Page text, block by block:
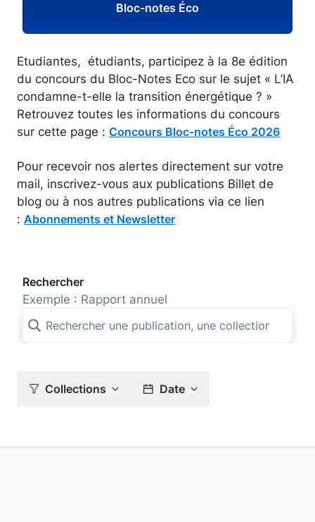
Bloc-notes Éco
Etudiantes, étudiants, participez à la 8e édition
du concours du Bloc-Notes Eco sur le sujet « L’IA
condamne-t-elle la transition énergétique ? »
Retrouvez toutes les informations du concours
sur cette page : Concours Bloc-notes Éco 2026
Pour recevoir nos alertes directement sur votre
mail, inscrivez-vous aux publications Billet de
blog ou à nos autres publications via ce lien
: Abonnements et Newsletter
Rechercher
Exemple : Rapport annuel
Collections Date